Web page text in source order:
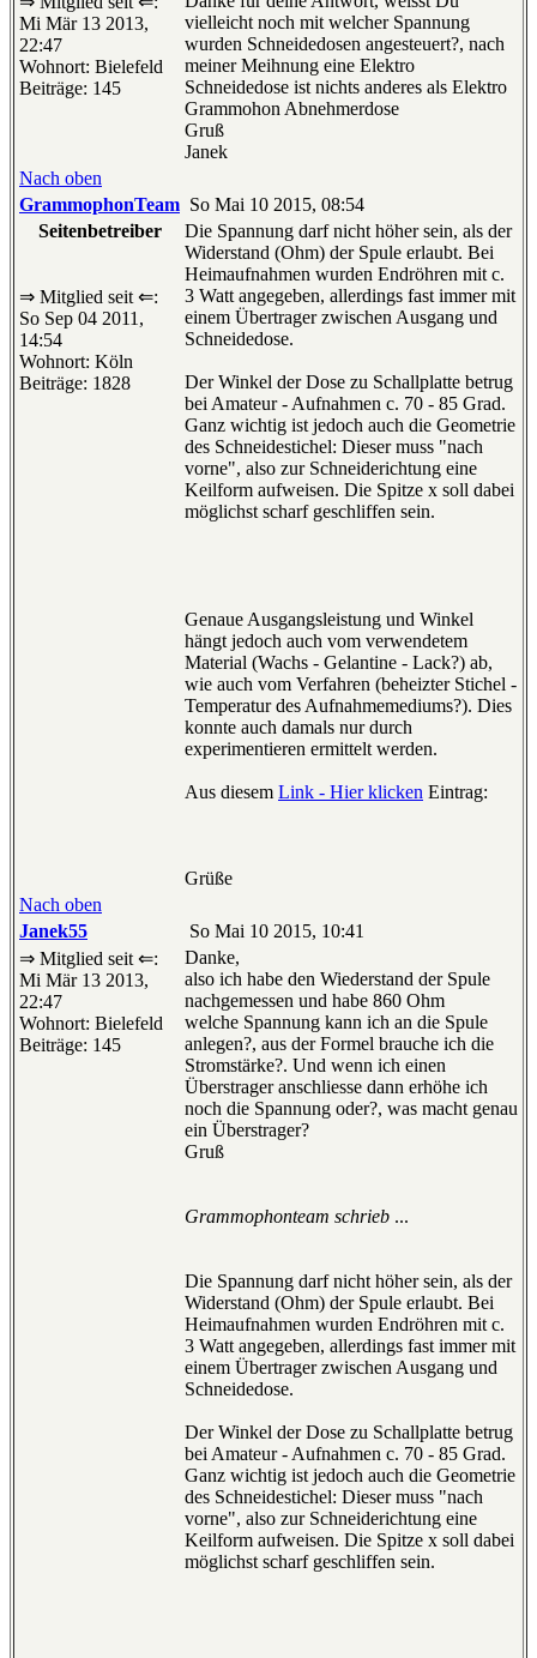
Mi Mär 13 2013,
22:47
Wohnort: Bielefeld
Beiträge: 145
vielleicht noch mit welcher Spannung
wurden Schneidedosen angesteuert?, nach
meiner Meihnung eine Elektro
Schneidedose ist nichts anderes als Elektro
Grammohon Abnehmerdose
Gruß
Janek
Nach oben
GrammophonTeam So Mai 10 2015, 08:54
Seitenbetreiber
⇒ Mitglied seit ⇐:
So Sep 04 2011,
14:54
Wohnort: Köln
Beiträge: 1828
Die Spannung darf nicht höher sein, als der
Widerstand (Ohm) der Spule erlaubt. Bei
Heimaufnahmen wurden Endröhren mit c.
3 Watt angegeben, allerdings fast immer mit
einem Übertrager zwischen Ausgang und
Schneidedose.
Der Winkel der Dose zu Schallplatte betrug
bei Amateur - Aufnahmen c. 70 - 85 Grad.
Ganz wichtig ist jedoch auch die Geometrie
des Schneidestichel: Dieser muss "nach
vorne", also zur Schneiderichtung eine
Keilform aufweisen. Die Spitze x soll dabei
möglichst scharf geschliffen sein.
Genaue Ausgangsleistung und Winkel
hängt jedoch auch vom verwendetem
Material (Wachs - Gelantine - Lack?) ab,
wie auch vom Verfahren (beheizter Stichel -
Temperatur des Aufnahmemediums?). Dies
konnte auch damals nur durch
experimentieren ermittelt werden.
Aus diesem Link - Hier klicken Eintrag:
Grüße
Nach oben
Janek55
So Mai 10 2015, 10:41
⇒ Mitglied seit ⇐:
Mi Mär 13 2013,
22:47
Wohnort: Bielefeld
Beiträge: 145
Danke,
also ich habe den Wiederstand der Spule
nachgemessen und habe 860 Ohm
welche Spannung kann ich an die Spule
anlegen?, aus der Formel brauche ich die
Stromstärke?. Und wenn ich einen
Überstrager anschliesse dann erhöhe ich
noch die Spannung oder?, was macht genau
ein Überstrager?
Gruß
Grammophonteam schrieb ...
Die Spannung darf nicht höher sein, als der
Widerstand (Ohm) der Spule erlaubt. Bei
Heimaufnahmen wurden Endröhren mit c.
3 Watt angegeben, allerdings fast immer mit
einem Übertrager zwischen Ausgang und
Schneidedose.
Der Winkel der Dose zu Schallplatte betrug
bei Amateur - Aufnahmen c. 70 - 85 Grad.
Ganz wichtig ist jedoch auch die Geometrie
des Schneidestichel: Dieser muss "nach
vorne", also zur Schneiderichtung eine
Keilform aufweisen. Die Spitze x soll dabei
möglichst scharf geschliffen sein.